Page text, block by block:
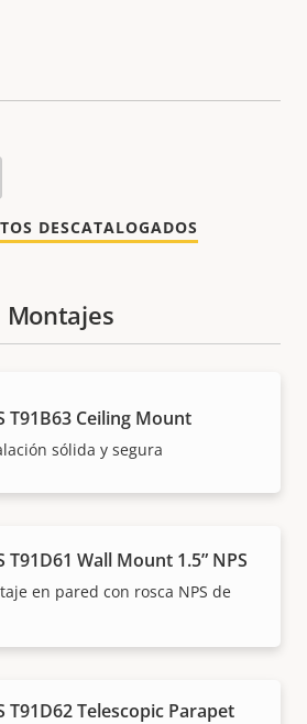
DESCATALOGADOS
Montajes
T91B63 Ceiling Mount
sólida y segura
T91D61 Wall Mount 1.5” NPS
en pared con rosca NPS de
T91D62 Telescopic Parapet